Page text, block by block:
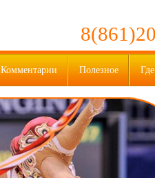
Комментарии Полезное